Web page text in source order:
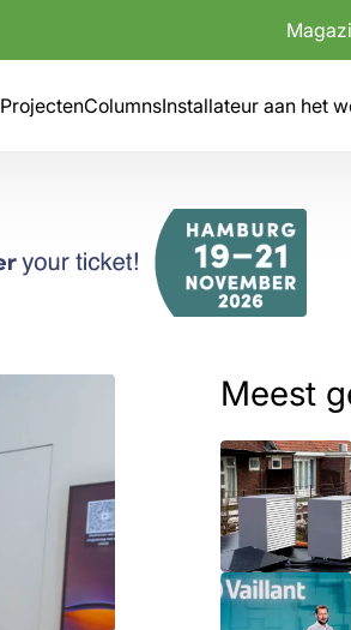
ProjectenColumnsInstallateur aan het
Meest